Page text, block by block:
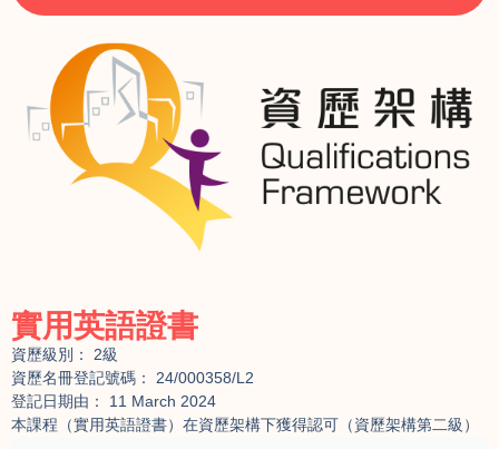
實用英語證書
資歷級別： 2級
資歷名冊登記號碼： 24/000358/L2
登記日期由： 11 March 2024
本課程（實用英語證書）在資歷架構下獲得認可（資歷架構第二級）